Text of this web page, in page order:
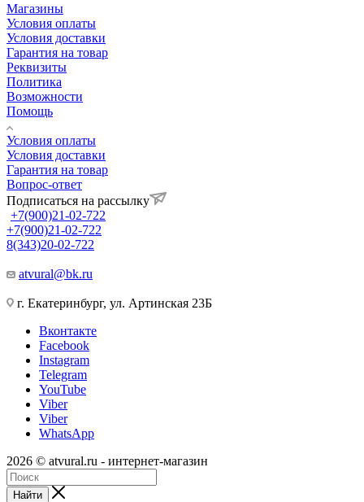
Магазины
Условия оплаты
Условия доставки
Гарантия на товар
Реквизиты
Политика
Возможности
Помощь
Условия оплаты
Условия доставки
Гарантия на товар
Вопрос-ответ
Подписаться на рассылку
+7(900)21-02-722
+7(900)21-02-722
8(343)20-02-722
atvural@bk.ru
г. Екатеринбург, ул. Артинская 23Б
Вконтакте
Facebook
Instagram
Telegram
YouTube
Viber
Viber
WhatsApp
2026 © atvural.ru - интернет-магазин
Найти